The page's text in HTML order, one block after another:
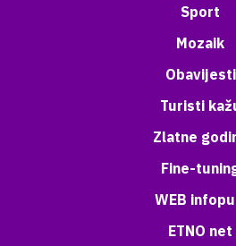
Sport
Mozaik
Obavijesti
Turisti
Zlatne
Fine-
WEB
ETNO net